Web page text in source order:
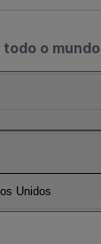
o mundo
Unidos